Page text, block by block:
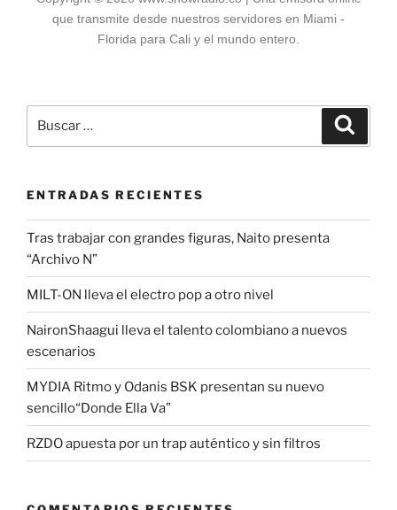
c
o
k
itt
er
at
s
que transmite desde nuestros servidores en Miami -
Florida para Cali y el mundo entero.
ENTRADAS RECIENTES
Tras trabajar con grandes figuras, Naito presenta
“Archivo N”
MILT-ON lleva el electro pop a otro nivel
NaironShaagui lleva el talento colombiano a nuevos
escenarios
MYDIA Ritmo y Odanis BSK presentan su nuevo
sencillo“Donde Ella Va”
RZDO apuesta por un trap auténtico y sin filtros